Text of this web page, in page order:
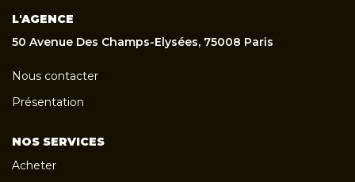
L'AGENCE
50 Avenue Des Champs-Elysées, 75008 Paris
Nous contacter
Présentation
NOS SERVICES
Acheter